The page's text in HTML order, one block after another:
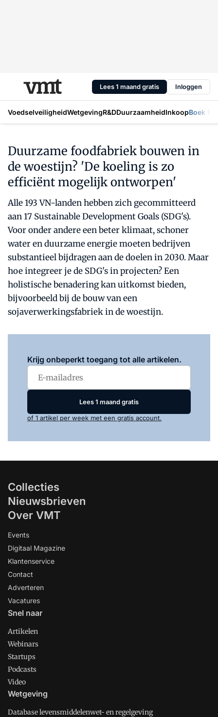
Lees 1 maand gratis Inloggen
VoedselveiligheidWetgevingR&DDuurzaamheidInkoopBoek
Duurzame foodfabriek bouwen in
de woestijn? 'De koeling is zo
efficiënt mogelijk ontworpen'
Alle 193 VN-landen hebben zich gecommitteerd
aan 17 Sustainable Development Goals (SDG's).
Voor onder andere een beter klimaat, schoner
water en duurzame energie moeten bedrijven
substantieel bijdragen aan de doelen in 2030. Maar
hoe integreer je de SDG's in projecten? Een
holistische benadering kan uitkomst bieden,
bijvoorbeeld bij de bouw van een
sojaverwerkingsfabriek in de woestijn.
Krijg onbeperkt toegang tot alle artikelen.
Lees 1 maand gratis
of 1 artikel per week met een gratis account.
Collecties
Nieuwsbrieven
Over VMT
Events
Digitaal Magazine
Klantenservice
Contact
Adverteren
Vacatures
Snel naar
Artikelen
Webinars
Startups
Podcasts
Video
Wetgeving
Database levensmiddelenwet- en regelgeving